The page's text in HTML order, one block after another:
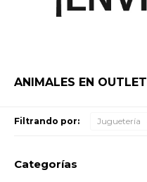
ANIMALES EN OUTLET
Filtrando por: Juguetería
Categorías